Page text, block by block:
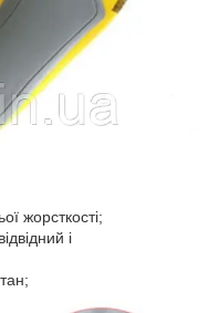
жорсткості;
і